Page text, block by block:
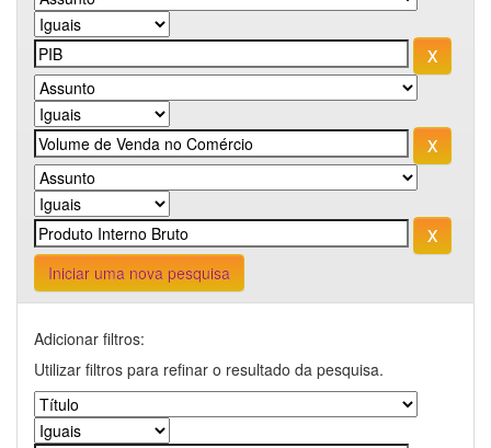
Iniciar uma nova pesquisa
Adicionar filtros:
Utilizar filtros para refinar o resultado da pesquisa.